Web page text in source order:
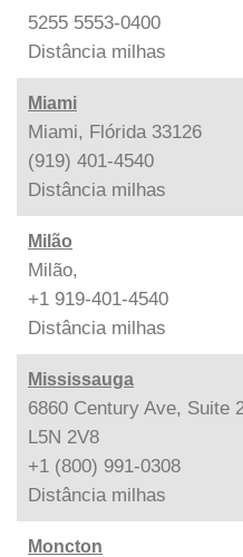
5255 5553-0400
Distância milhas
Miami
Miami, Flórida 33126
(919) 401-4540
Distância milhas
Milão
Milão,
+1 919-401-4540
Distância milhas
Mississauga
6860 Century Ave, Suite
L5N 2V8
+1 (800) 991-0308
Distância milhas
Moncton